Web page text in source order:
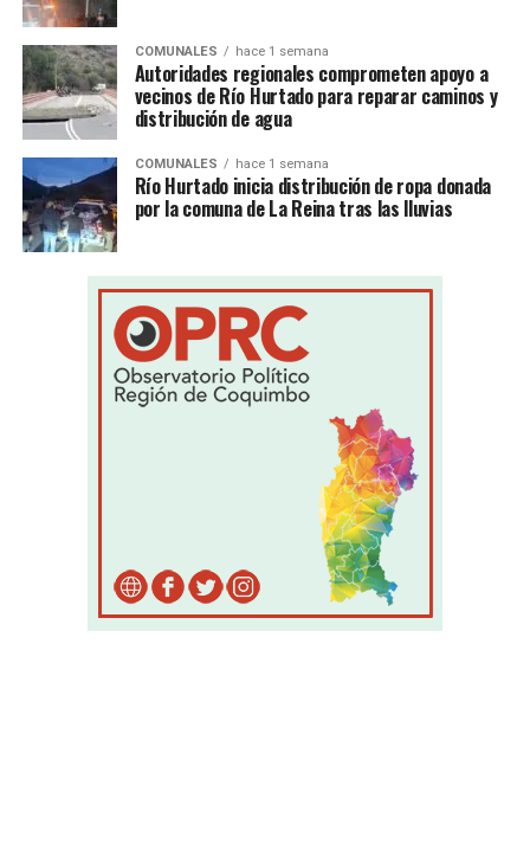
COMUNALES hace 1 semana
Autoridades regionales comprometen apoyo a
vecinos de Río Hurtado para reparar caminos y
distribución de agua
COMUNALES hace 1 semana
Río Hurtado inicia distribución de ropa donada
por la comuna de La Reina tras las lluvias